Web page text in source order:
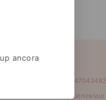
Contatti
ancora